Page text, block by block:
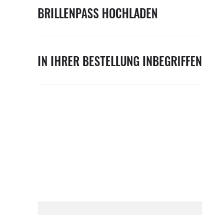
BRILLENPASS HOCHLADEN
IN IHRER BESTELLUNG INBEGRIFFEN